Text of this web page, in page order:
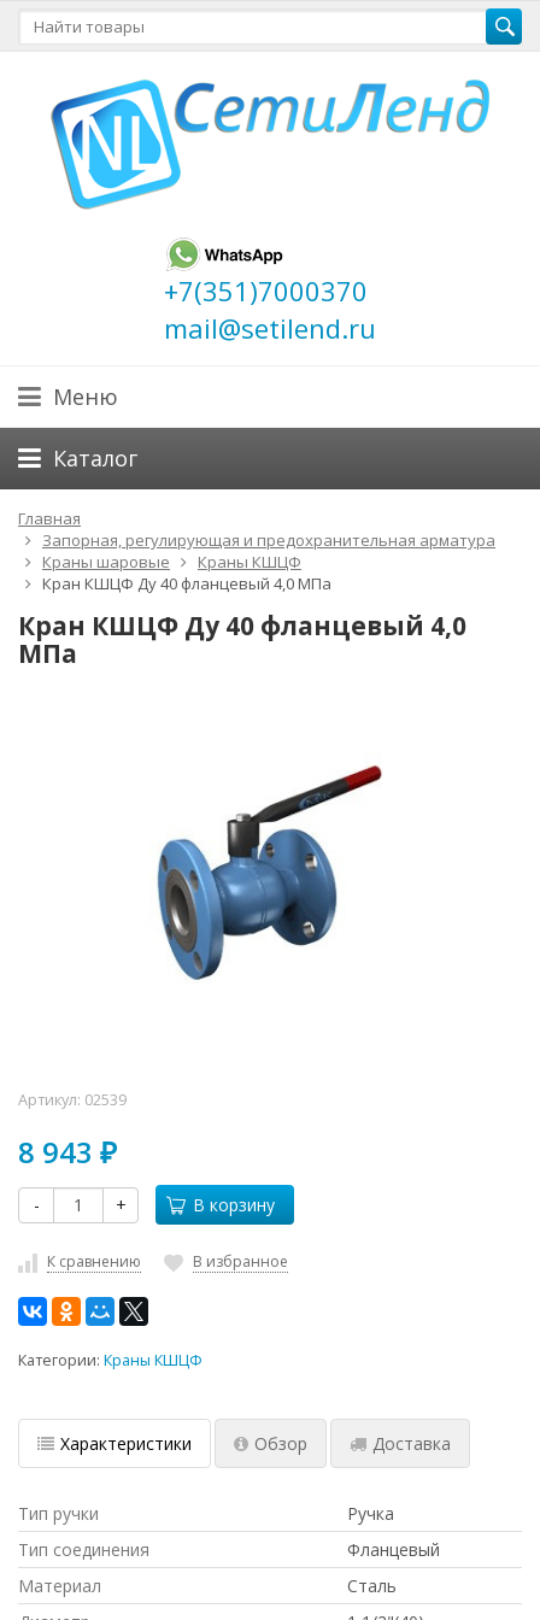
+7(351)7000370
mail@setilend.ru
Меню
Каталог
Главная
Запорная, регулирующая и предохранительная арматура
Краны шаровые
Краны КШЦФ
Кран КШЦФ Ду 40 фланцевый 4,0 МПа
Кран КШЦФ Ду 40 фланцевый 4,0
МПа
Артикул: 02539
8 943 ₽
- + В корзину
К сравнению В избранное
Категории: Краны КШЦФ
Характеристики Обзор Доставка
Тип ручки
Ручка
Тип соединения
Фланцевый
Материал
Сталь